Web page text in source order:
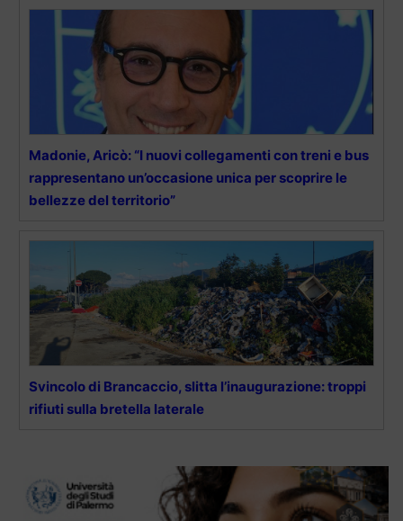
Madonie, Aricò: “I nuovi collegamenti con treni e bus
rappresentano un’occasione unica per scoprire le
bellezze del territorio”
Svincolo di Brancaccio, slitta l’inaugurazione: troppi
rifiuti sulla bretella laterale